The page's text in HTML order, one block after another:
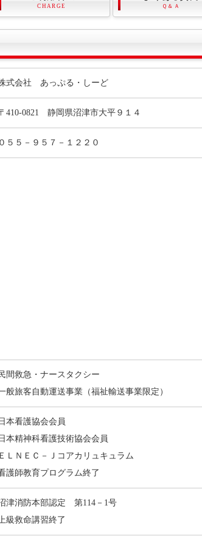
CHARGE Ｑ＆Ａ
式会社 あっぷる・しーど
410-0821 静岡県沼津市大平９１４
０５５－９５７－１２２０
間救急・ナースタクシー
般旅客自動運送事業（福祉輸送事業限定）
日本看護協会会員
日本精神科看護技術協会会員
ＥＬＮＥＣ－Ｊコアカリュキュラム
護師教育プログラム終了
津消防本部認定 第114－1号
級救命講習終了